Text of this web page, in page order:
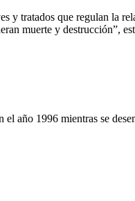
y tratados que regulan la
muerte y destrucción”,
año 1996 mientras se